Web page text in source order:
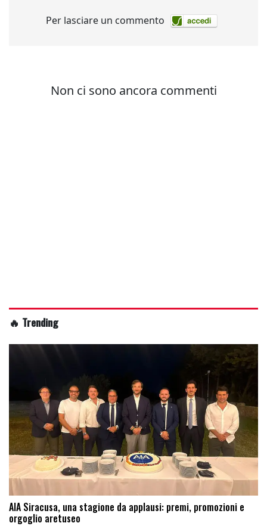
🔥 Trending
AIA Siracusa, una stagione da applausi: premi, promozioni e
orgoglio aretuseo